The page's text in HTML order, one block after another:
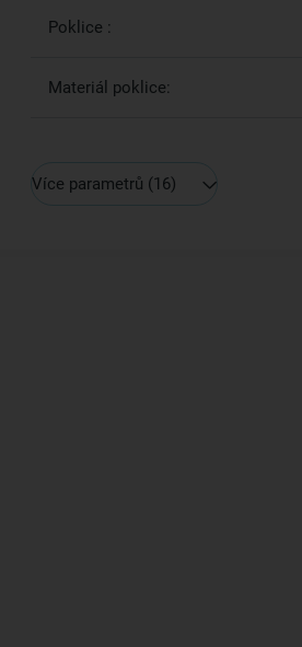
Poklice :
Materiál poklice:
Více parametrů (16)